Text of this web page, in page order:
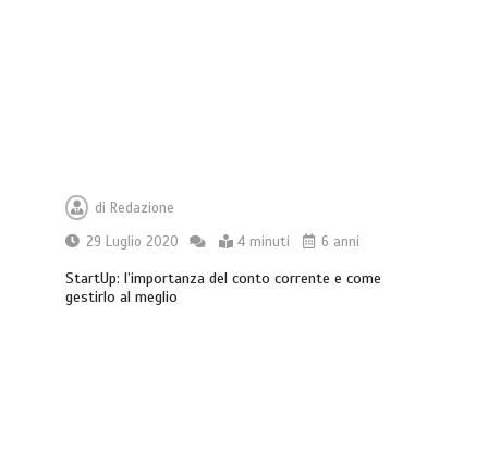
di Redazione
29 Luglio 2020
4 minuti 6 anni
StartUp: l’importanza del conto corrente e come
gestirlo al meglio